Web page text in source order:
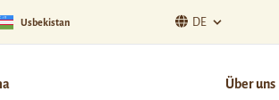
Usbekistan DE
Über uns